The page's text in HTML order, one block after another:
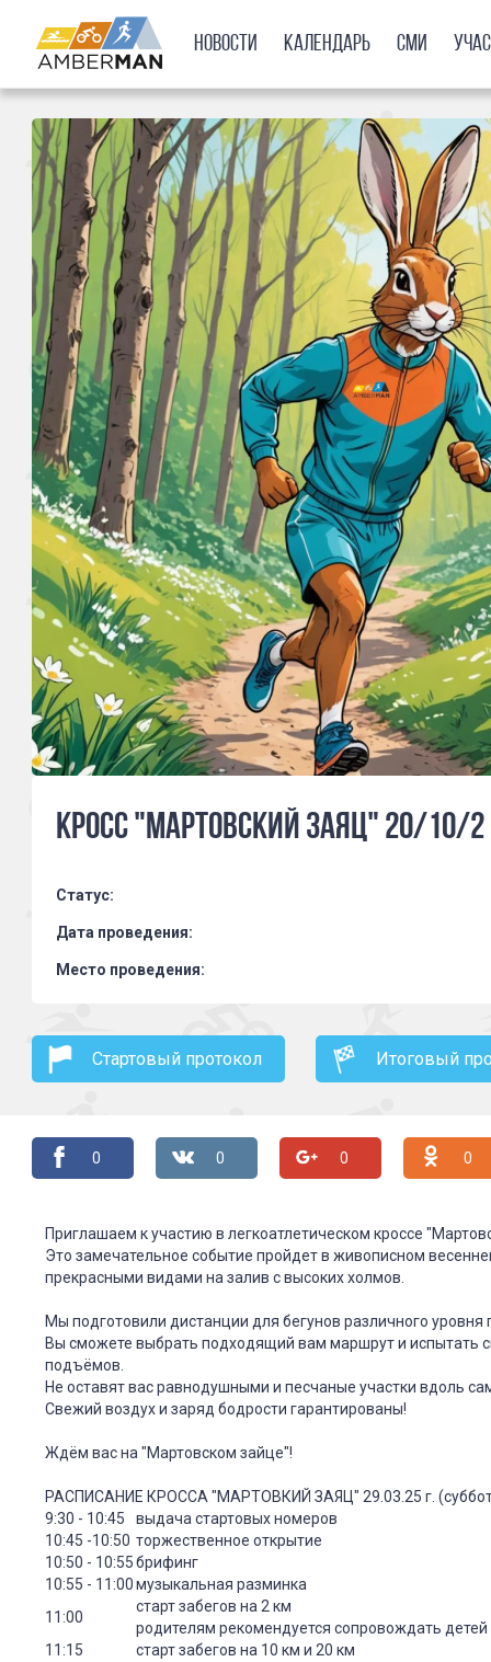
Новости Календарь СМИ
Кросс "Мартовский заяц" 20/10/
Статус:
Дата проведения:
Место проведения:
Стартовый протокол Итоговый
0 0 0 0
Приглашаем к участию в легкоатлетическом кроссе
Это замечательное событие пройдет в живописном
прекрасными видами на залив с высоких холмов.
Мы подготовили дистанции для бегунов различного уровня
Вы сможете выбрать подходящий вам маршрут и испытать
подъёмов.
Не оставят вас равнодушными и песчаные участки вдоль
Свежий воздух и заряд бодрости гарантированы!
Ждём вас на "Мартовском зайце"!
РАСПИСАНИЕ КРОССА "МАРТОВКИЙ ЗАЯЦ" 29.03.25 г.
9:30 - 10:45
выдача стартовых номеров
10:45 -10:50 торжественное открытие
10:50 - 10:55брифинг
10:55 - 11:00музыкальная разминка
11:00
старт забегов на 2 км
родителям рекомендуется сопровождать детей
11:15
старт забегов на 10 км и 20 км